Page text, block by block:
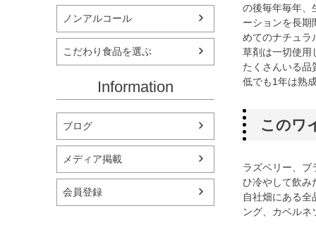
ノンアルコール
こだわり食品を選ぶ
Information
ブログ
メディア掲載
会員登録
の後毎年毎年、
ーションを長期
めてのナチュラ
草剤は一切使用
たくさんいる品
低でも1年は熟
このワ
ラズベリー、ブ
ひ冷やして飲み
自社畑にある全
ング、カベルネ